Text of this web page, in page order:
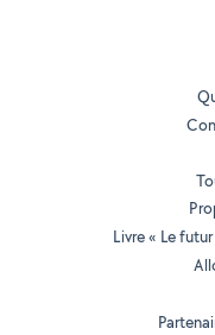
Livre « Le